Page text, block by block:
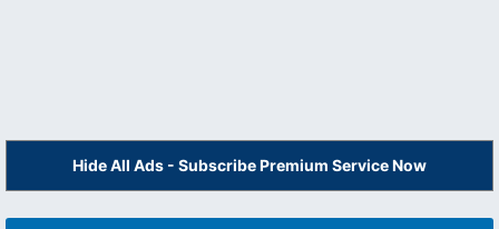
Hide All Ads - Subscribe Premium Service Now